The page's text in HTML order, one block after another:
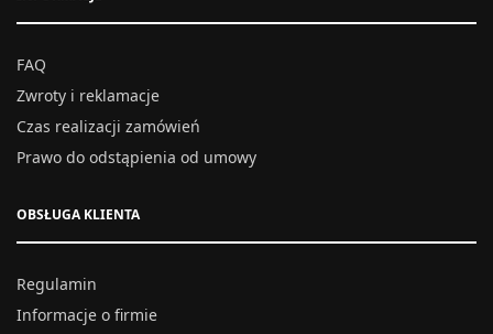
FAQ
Zwroty i reklamacje
Czas realizacji zamówień
Prawo do odstąpienia od umowy
OBSŁUGA KLIENTA
Regulamin
Informacje o firmie